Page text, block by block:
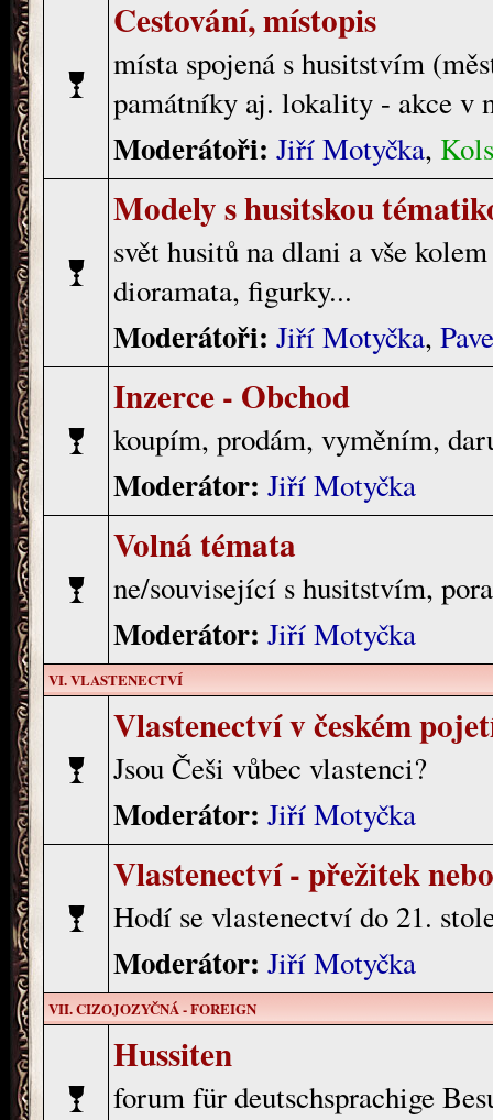
Cestování, místopis
místa spojená s husitstvím
památníky aj. lokality - akce v
Moderátoři: Jiří Motyčka,
Modely s husitskou
svět husitů na dlani a vše
dioramata, figurky...
Moderátoři: Jiří Motyčka,
Inzerce - Obchod
koupím, prodám, vyměním,
Moderátor: Jiří Motyčka
Volná témata
ne/související s husitstvím,
Moderátor: Jiří Motyčka
VI. VLASTENECTVÍ
Vlastenectví v českém
Jsou Češi vůbec vlastenci?
Moderátor: Jiří Motyčka
Vlastenectví - přežitek
Hodí se vlastenectví do 21.
Moderátor: Jiří Motyčka
VII. CIZOJOZYČNÁ - FOREIGN
Hussiten
forum für deutschsprachige